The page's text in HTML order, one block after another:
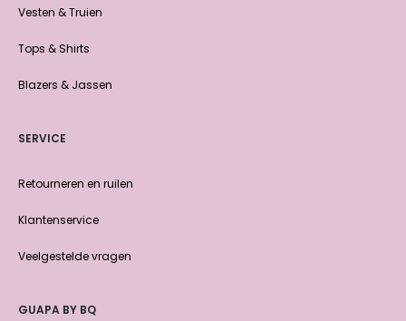
Vesten & Truien
Tops & Shirts
Blazers & Jassen
SERVICE
Retourneren en ruilen
Klantenservice
Veelgestelde vragen
GUAPA BY BQ